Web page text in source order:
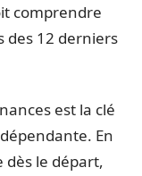
comprendre
des 12 derniers
est la clé
En
le départ,